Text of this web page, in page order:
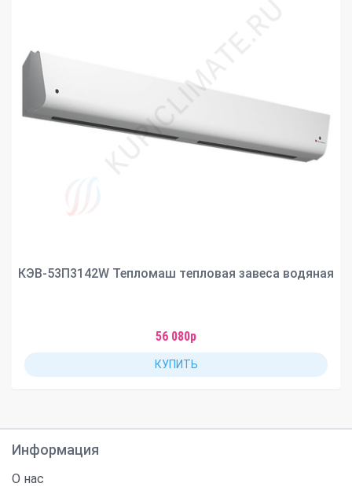
КЭВ-53П3142W Тепломаш тепловая завеса водяная
56 080р
КУПИТЬ
Информация
О нас